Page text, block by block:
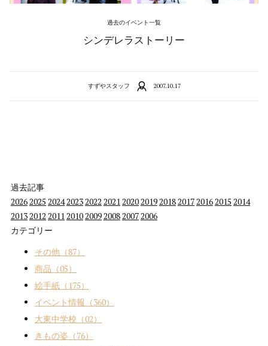
過去のイベント一覧
シンデレラストーリー
すずやスタッフ 2007.10.17
過去記事
20262025 202420232022 2021202020192018201720162015 2014
20132012 201120102009200820072006
カテゴリー
その他（87）
商品（05）
絵手紙（175）
イベント情報（360）
大東中学校（02）
きもの姿（76）